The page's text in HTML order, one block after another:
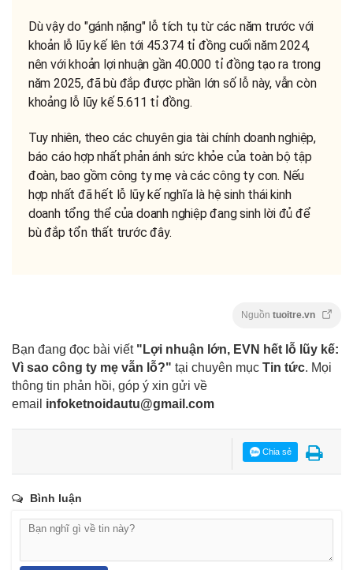
Dù vậy do "gánh nặng" lỗ tích tụ từ các năm trước với
khoản lỗ lũy kế lên tới 45.374 tỉ đồng cuối năm 2024,
nên với khoản lợi nhuận gần 40.000 tỉ đồng tạo ra trong
năm 2025, đã bù đắp được phần lớn số lỗ này, vẫn còn
khoảng lỗ lũy kế 5.611 tỉ đồng.
Tuy nhiên, theo các chuyên gia tài chính doanh nghiệp,
báo cáo hợp nhất phản ánh sức khỏe của toàn bộ tập
đoàn, bao gồm công ty mẹ và các công ty con. Nếu
hợp nhất đã hết lỗ lũy kế nghĩa là hệ sinh thái kinh
doanh tổng thể của doanh nghiệp đang sinh lời đủ để
bù đắp tổn thất trước đây.
Nguồn tuoitre.vn
Bạn đang đọc bài viết "Lợi nhuận lớn, EVN hết lỗ lũy kế:
Vì sao công ty mẹ vẫn lỗ?" tại chuyên mục Tin tức. Mọi
thông tin phản hồi, góp ý xin gửi về
email infoketnoidautu@gmail.com
Chia sẻ
Bình luận